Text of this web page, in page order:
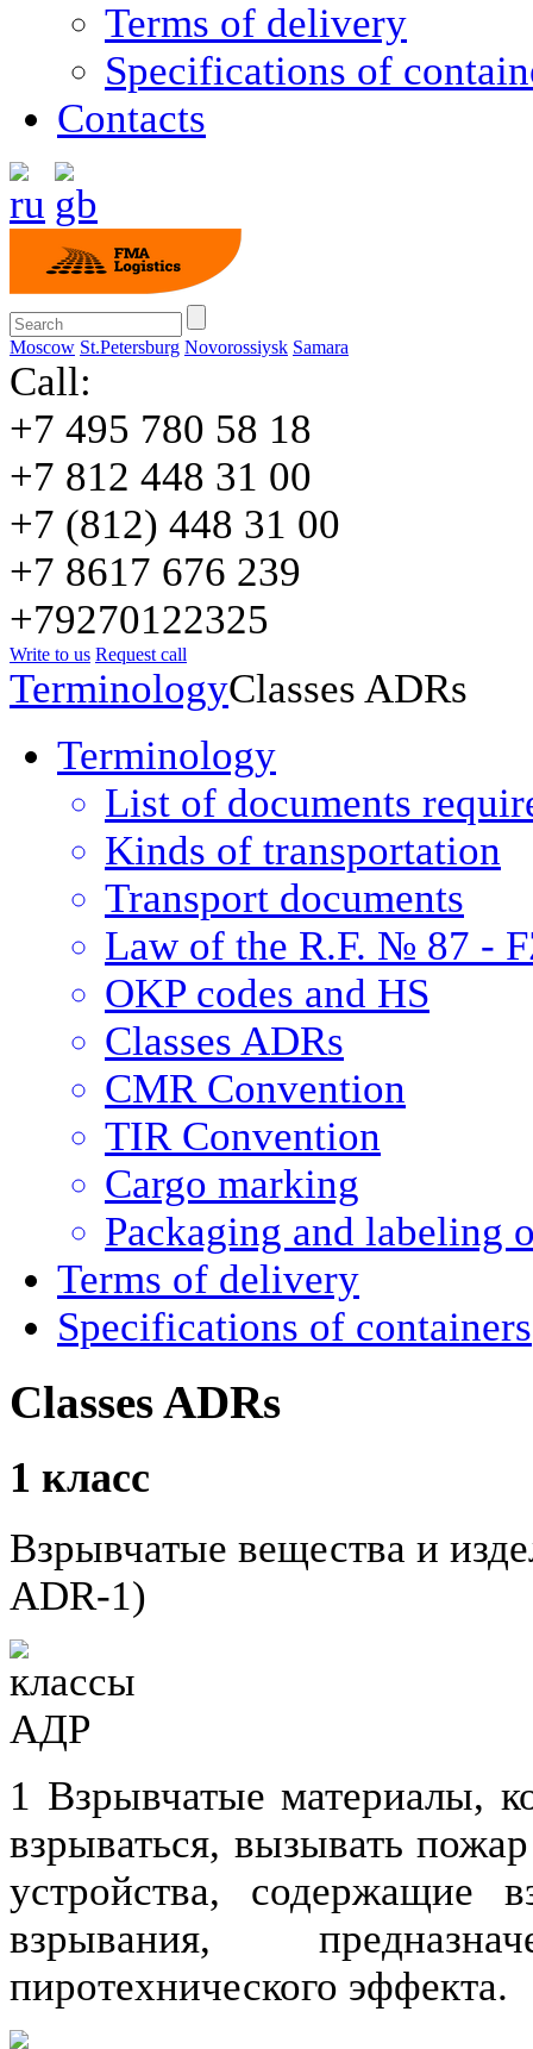
Terms of delivery
Specifications of
Contacts
Moscow St.Petersburg Novorossiysk Samara
Call:
+7 495 780 58 18
+7 812 448 31 00
+7 (812) 448 31 00
+7 8617 676 239
+79270122325
Write to us Request call
TerminologyClasses ADRs
Terminology
List of documents
Kinds of transportation
Transport documents
Law of the R.F. № 87 -
OKP codes and HS
Classes ADRs
CMR Convention
TIR Convention
Cargo marking
Packaging and labeling
Terms of delivery
Specifications of containers
Classes ADRs
1 класс
Взрывчатые вещества и
ADR-1)
1 Взрывчатые материалы,
взрываться, вызывать
устройства, содержащие
взрывания,
пиротехнического эффекта.